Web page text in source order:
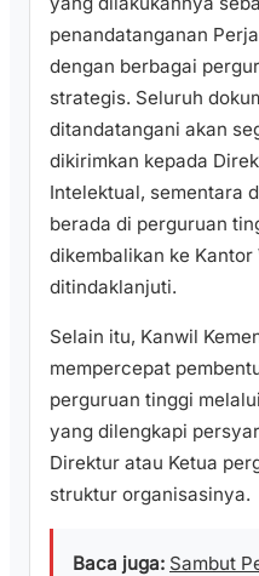
penandatanganan
dengan berbagai
strategis. Seluruh
ditandatangani akan
dikirimkan kepada
Intelektual, sementara
berada di perguruan
dikembalikan ke
ditindaklanjuti.
Selain itu, Kanwil
mempercepat
perguruan tinggi
yang dilengkapi
Direktur atau Ketua
struktur organisasinya.
Baca juga: Sambut